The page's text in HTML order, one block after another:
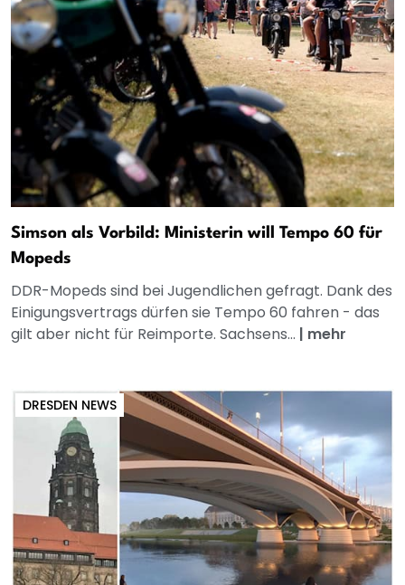
Simson als Vorbild: Ministerin will Tempo 60 für
Mopeds
DDR-Mopeds sind bei Jugendlichen gefragt. Dank des
Einigungsvertrags dürfen sie Tempo 60 fahren - das
gilt aber nicht für Reimporte. Sachsens... | mehr
DRESDEN NEWS